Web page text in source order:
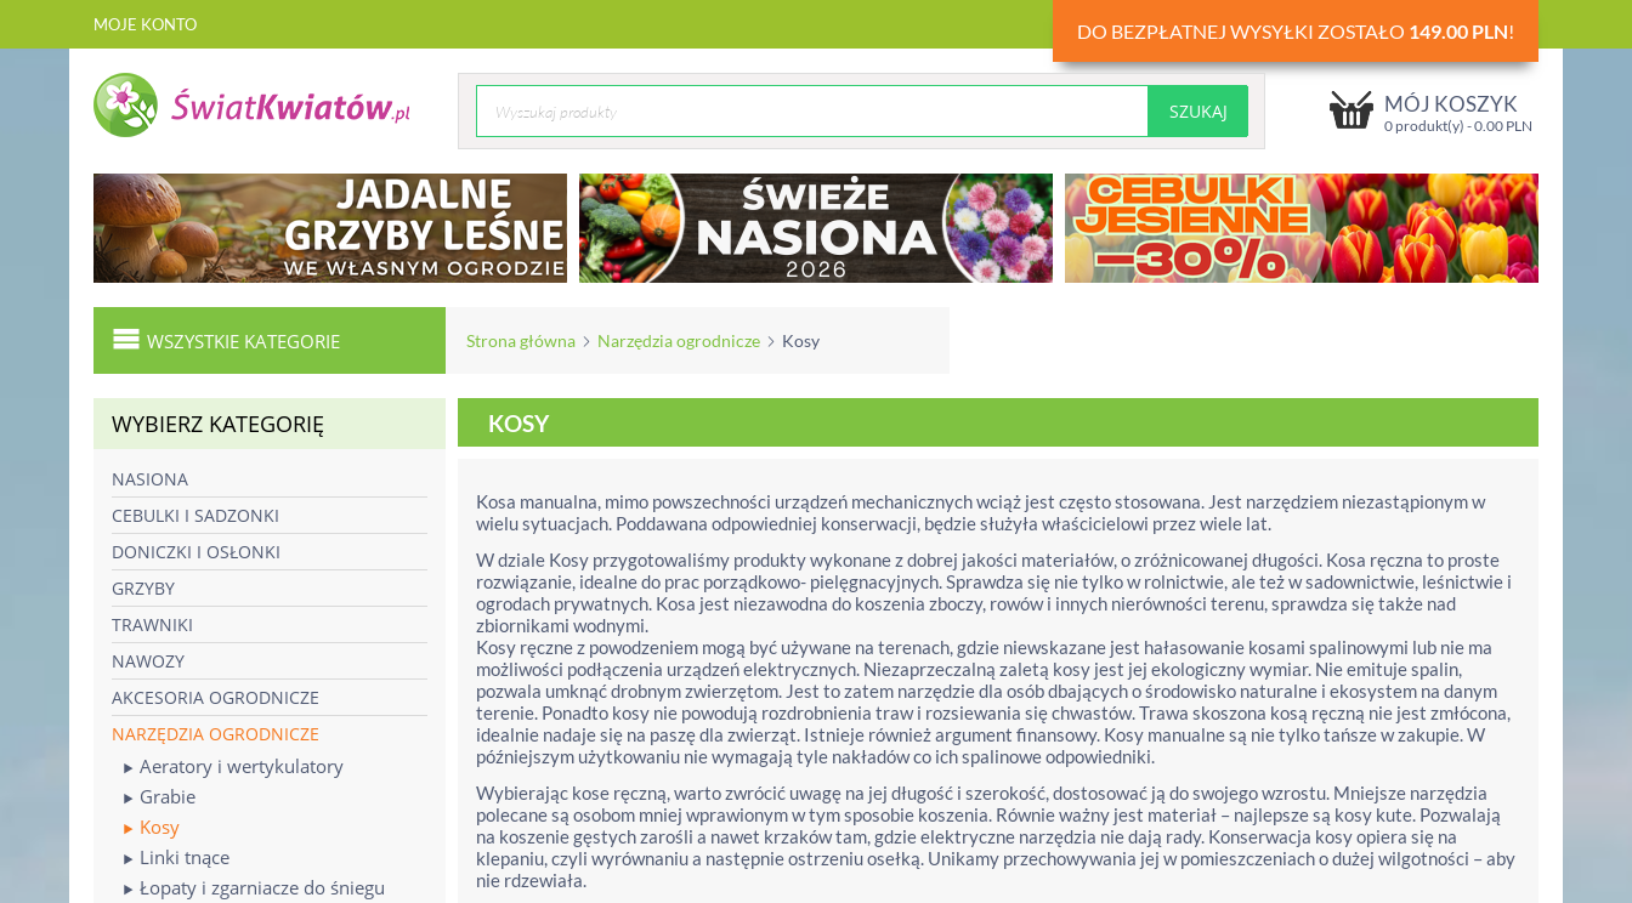
MOJE KONTO DO BEZPŁATNEJ WYSYŁKI ZOSTAŁO 149.00 PLN!
MÓJ KOSZYK
0 produkt(y) -0.00 PLN
WSZYSTKIE KATEGORIE Strona główna Narzędzia ogrodnicze Kosy
WYBIERZ KATEGORIĘ
NASIONA
CEBULKI I SADZONKI
DONICZKI I OSŁONKI
GRZYBY
TRAWNIKI
NAWOZY
AKCESORIA OGRODNICZE
NARZĘDZIA OGRODNICZE
Aeratory i wertykulatory
Grabie
Kosy
Linki tnące
Łopaty i zgarniacze do śniegu
KOSY
Kosa manualna, mimo powszechności urządzeń mechanicznych wciąż jest często stosowana. Jest narzędziem niezastąpionym w
wielu sytuacjach. Poddawana odpowiedniej konserwacji, będzie służyła właścicielowi przez wiele lat.
W dziale Kosy przygotowaliśmy produkty wykonane z dobrej jakości materiałów, o zróżnicowanej długości. Kosa ręczna to proste
rozwiązanie, idealne do prac porządkowo- pielęgnacyjnych. Sprawdza się nie tylko w rolnictwie, ale też w sadownictwie, leśnictwie i
ogrodach prywatnych. Kosa jest niezawodna do koszenia zboczy, rowów i innych nierówności terenu, sprawdza się także nad
zbiornikami wodnymi.
Kosy ręczne z powodzeniem mogą być używane na terenach, gdzie niewskazane jest hałasowanie kosami spalinowymi lub nie ma
możliwości podłączenia urządzeń elektrycznych. Niezaprzeczalną zaletą kosy jest jej ekologiczny wymiar. Nie emituje spalin,
pozwala umknąć drobnym zwierzętom. Jest to zatem narzędzie dla osób dbających o środowisko naturalne i ekosystem na danym
terenie. Ponadto kosy nie powodują rozdrobnienia traw i rozsiewania się chwastów. Trawa skoszona kosą ręczną nie jest zmłócona,
idealnie nadaje się na paszę dla zwierząt. Istnieje również argument finansowy. Kosy manualne są nie tylko tańsze w zakupie. W
późniejszym użytkowaniu nie wymagają tyle nakładów co ich spalinowe odpowiedniki.
Wybierając kose ręczną, warto zwrócić uwagę na jej długość i szerokość, dostosować ją do swojego wzrostu. Mniejsze narzędzia
polecane są osobom mniej wprawionym w tym sposobie koszenia. Równie ważny jest materiał – najlepsze są kosy kute. Pozwalają
na koszenie gęstych zarośli a nawet krzaków tam, gdzie elektryczne narzędzia nie dają rady. Konserwacja kosy opiera się na
klepaniu, czyli wyrównaniu a następnie ostrzeniu osełką. Unikamy przechowywania jej w pomieszczeniach o dużej wilgotności – aby
nie rdzewiała.